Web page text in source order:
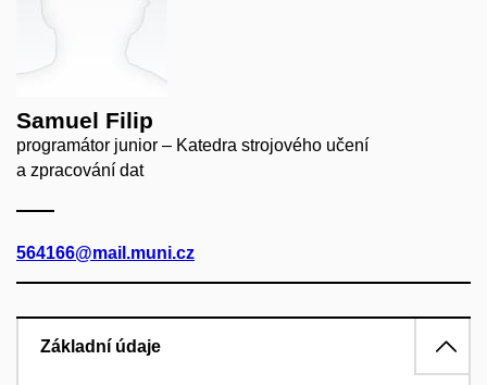
Samuel Filip
programátor junior – Katedra strojového učení
a zpracování dat
564166@mail.muni.cz
Základní údaje